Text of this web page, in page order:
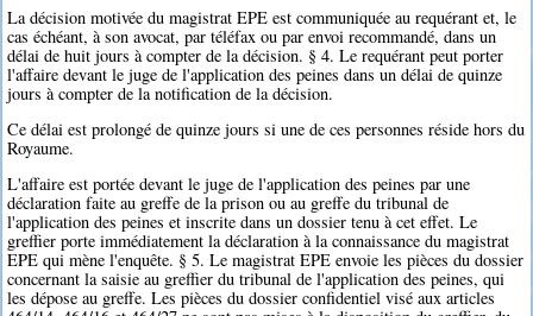
La décision motivée du magistrat EPE est communiquée au requérant et, le
cas échéant, à son avocat, par téléfax ou par envoi recommandé, dans un
délai de huit jours à compter de la décision. § 4. Le requérant peut porter
l'affaire devant le juge de l'application des peines dans un délai de quinze
jours à compter de la notification de la décision.
Ce délai est prolongé de quinze jours si une de ces personnes réside hors du
Royaume.
L'affaire est portée devant le juge de l'application des peines par une
déclaration faite au greffe de la prison ou au greffe du tribunal de
l'application des peines et inscrite dans un dossier tenu à cet effet. Le
greffier porte immédiatement la déclaration à la connaissance du magistrat
EPE qui mène l'enquête. § 5. Le magistrat EPE envoie les pièces du dossier
concernant la saisie au greffier du tribunal de l'application des peines, qui
les dépose au greffe. Les pièces du dossier confidentiel visé aux articles